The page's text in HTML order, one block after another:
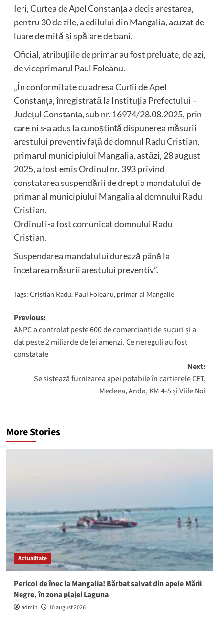
Ieri, Curtea de Apel Constanța a decis arestarea,
pentru 30 de zile, a edilului din Mangalia, acuzat de
luare de mită și spălare de bani.
Oficial, atribuțiile de primar au fost preluate, de azi,
de viceprimarul Paul Foleanu.
„În conformitate cu adresa Curții de Apel
Constanța, înregistrată la Instituția Prefectului –
Județul Constanța, sub nr. 16974/28.08.2025, prin
care ni s-a adus la cunoștință dispunerea măsurii
arestului preventiv față de domnul Radu Cristian,
primarul municipiului Mangalia, astăzi, 28 august
2025, a fost emis Ordinul nr. 393 privind
constatarea suspendării de drept a mandatului de
primar al municipiului Mangalia al domnului Radu
Cristian.
Ordinul i-a fost comunicat domnului Radu
Cristian.
Suspendarea mandatului durează până la
încetarea măsurii arestului preventiv”.
Tags: Cristian Radu, Paul Foleanu, primar al Mangaliei
Post
navigation
Previous:
ANPC a controlat peste 600 de comercianți de sucuri și a
dat peste 2 miliarde de lei amenzi. Ce nereguli au fost
constatate
Next:
Se sistează furnizarea apei potabile în cartierele CET,
Medeea, Anda, KM 4-5 și Viile Noi
More Stories
Actualitate
Pericol de înec la Mangalia! Bărbat salvat din apele Mării
Negre, în zona plajei Laguna
admin 10 august 2026